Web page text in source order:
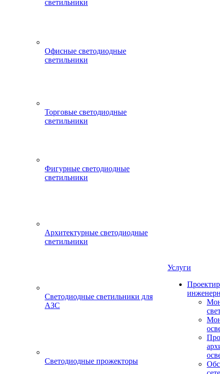
светильники
Офисные светодиодные
светильники
Торговые светодиодные
светильники
Фигурные светодиодные
светильники
Архитектурные светодиодные
светильники
Светодиодные светильники для
АЗС
Светодиодные прожекторы
Услуги